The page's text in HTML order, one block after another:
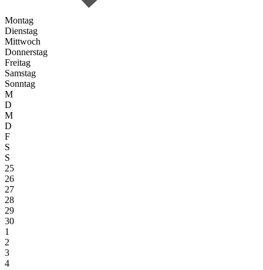
Montag
Dienstag
Mittwoch
Donnerstag
Freitag
Samstag
Sonntag
M
D
M
D
F
S
S
25
26
27
28
29
30
1
2
3
4